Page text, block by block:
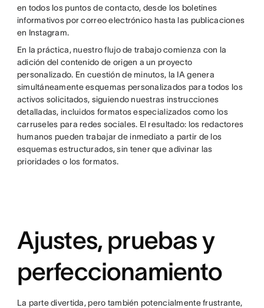
en todos los puntos de contacto, desde los boletines
informativos por correo electrónico hasta las publicaciones
en Instagram.
En la práctica, nuestro flujo de trabajo comienza con la
adición del contenido de origen a un proyecto
personalizado. En cuestión de minutos, la IA genera
simultáneamente esquemas personalizados para todos los
activos solicitados, siguiendo nuestras instrucciones
detalladas, incluidos formatos especializados como los
carruseles para redes sociales. El resultado: los redactores
humanos pueden trabajar de inmediato a partir de los
esquemas estructurados, sin tener que adivinar las
prioridades o los formatos.
Ajustes, pruebas y
perfeccionamiento
La parte divertida, pero también potencialmente frustrante,